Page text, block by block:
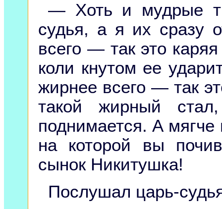
— Хоть и мудрые
судья, а я их сразу
всего — так это
коли кнутом ее
жирнее всего — так
такой жирный
поднимается. А
на которой вы
сынок Никитушка!
Послушал царь-